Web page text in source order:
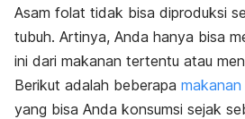
Asam folat tidak bisa diproduksi
tubuh. Artinya, Anda hanya bisa
ini dari makanan tertentu atau
Berikut adalah beberapa
yang bisa Anda konsumsi sejak